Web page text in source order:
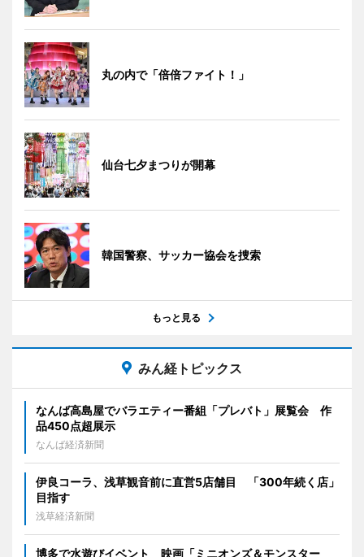
丸の内で「倍倍ファイト！」
仙台七夕まつりが開幕
韓国警察、サッカー協会を捜索
もっと見る
みん経トピックス
なんば高島屋でバラエティー番組「プレバト」展覧会 作
品450点超展示
なんば経済新聞
伊良コーラ、浅草観音前に直営5店舗目 「300年続く店」
目指す
浅草経済新聞
博多で水遊びイベント 映画「ミニオンズ＆モンスター